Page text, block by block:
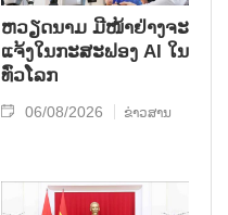
ຫວຽດນາມ ມີໜ້າຢ່າງຈະ
ແຈ້ງໃນກະສະຟອງ AI ໃນ
ທົ່ວໂລກ
06/08/2026 ຂ່າວສານ